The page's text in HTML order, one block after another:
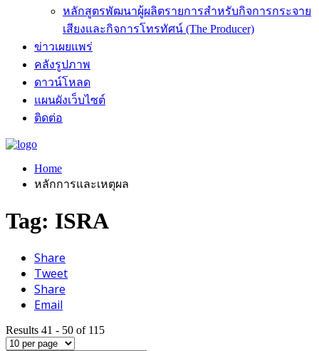
หลักสูตรพัฒนาผู้ผลิตรายการสำหรับกิจการกระจาย
เสียงและกิจการโทรทัศน์ (The Producer)
ข่าวเผยแพร่
คลังรูปภาพ
ดาวน์โหลด
แผนผังเว็บไซต์
ติดต่อ
Home
หลักการและเหตุผล
Tag: ISRA
Share
Tweet
Share
Email
Results 41 - 50 of 115